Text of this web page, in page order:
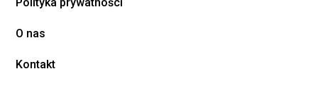
O nas
Kontakt